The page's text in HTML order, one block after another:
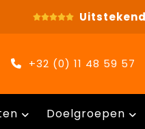
+32 (0) 11 48 59 57
Doelgroepen